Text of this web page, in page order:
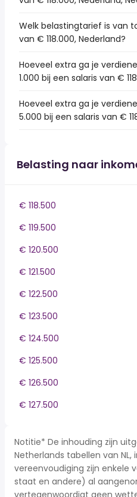
Welk belastingtarief is van
van € 118.000, Nederland?
Hoeveel extra ga je
1.000 bij een salaris van €
Hoeveel extra ga je
5.000 bij een salaris van €
Belasting naar
€ 118.500
€ 119.500
€ 120.500
€ 121.500
€ 122.500
€ 123.500
€ 124.500
€ 125.500
€ 126.500
€ 127.500
Notitie* De inhouding zijn
Netherlands tabellen van
vereenvoudiging zijn enkele
staat en andere) al
vertegenwoordigt geen